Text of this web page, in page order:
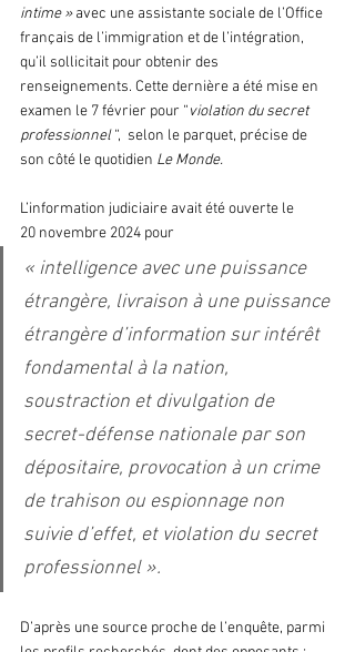
intime » avec une assistante sociale de l’Office
français de l’immigration et de l’intégration,
qu’il sollicitait pour obtenir des
renseignements. Cette dernière a été mise en
examen le 7 février pour “violation du secret
professionnel “,  selon le parquet, précise de
son côté le quotidien Le Monde.
L’information judiciaire avait été ouverte le
20 novembre 2024 pour
« intelligence avec une puissance
étrangère, livraison à une puissance
étrangère d’information sur intérêt
fondamental à la nation,
soustraction et divulgation de
secret-défense nationale par son
dépositaire, provocation à un crime
de trahison ou espionnage non
suivie d’effet, et violation du secret
professionnel ».
D’après une source proche de l’enquête, parmi